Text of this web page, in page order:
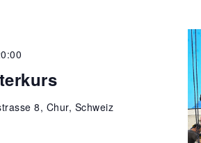
8, Chur, Schweiz